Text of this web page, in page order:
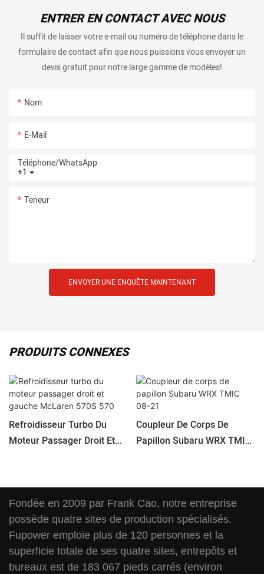
ENTRER EN CONTACT AVEC NOUS
Il suffit de laisser votre e-mail ou numéro de téléphone dans le
formulaire de contact afin que nous puissions vous envoyer un
devis gratuit pour notre large gamme de modèles!
Nom
E-Mail
+1
Téléphone/WhatsApp
Teneur
ENVOYER UNE ENQUÊTE MAINTENANT
PRODUITS CONNEXES
Refroidisseur Turbo Du
Moteur Passager Droit Et
Coupleur De Corps De
Papillon Subaru WRX TMIC
Fondée en 2009 par Frank Cao, notre entreprise
possède quatre sites de production spécialisés.
Fupower emploie plus de 120 personnes et la
superficie totale de ses quatre sites, entrepôts et
bureaux est de 183 067 pieds carrés (environ